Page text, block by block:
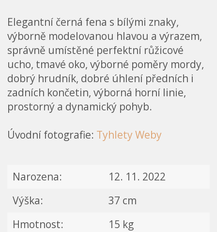
Elegantní černá fena s bílými znaky,
výborně modelovanou hlavou a výrazem,
správně umístěné perfektní růžicové
ucho, tmavé oko, výborné poměry mordy,
dobrý hrudník, dobré úhlení předních i
zadních končetin, výborná horní linie,
prostorný a dynamický pohyb.
Úvodní fotografie: Tyhlety Weby
Narozena:
12. 11. 2022
Výška:
37 cm
Hmotnost:
15 kg